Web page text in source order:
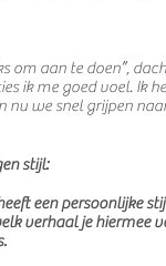
om aan te doen”,
ik me goed voel. Ik
nu we snel grijpen
stijl:
een persoonlijke
verhaal je hiermee